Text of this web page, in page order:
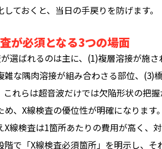
しておくと、当日の手戻りを防げます。
が必須となる3つの場面
選ばれるのは主に、(1)複層溶接が施
雑な隅肉溶接が組み合わさる部位、(3)
これらは超音波だけでは欠陥形状の把
め、X線検査の優位性が明確になります。
X線検査は1箇所あたりの費用が高く、
階で「X線検査必須箇所」を明示し、